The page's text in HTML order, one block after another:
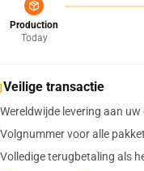
Production
Today
Veilige transactie
Wereldwijde levering aan uw
Volgnummer voor alle
Volledige terugbetaling als